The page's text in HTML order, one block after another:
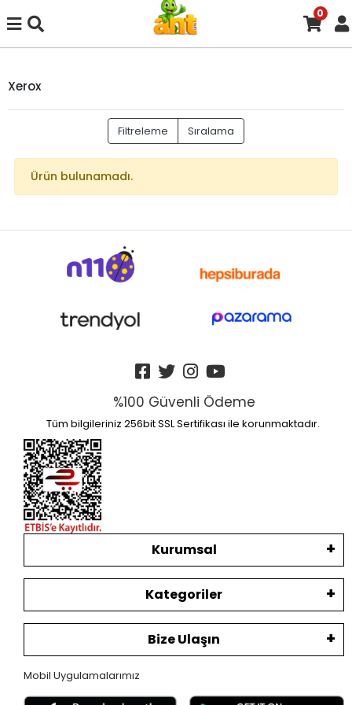
0
Xerox
Filtreleme Sıralama
Ürün bulunamadı.
%100 Güvenli Ödeme
Tüm bilgileriniz 256bit SSL Sertifikası ile korunmaktadır.
Kurumsal
Kategoriler
Bize Ulaşın
Mobil Uygulamalarımız